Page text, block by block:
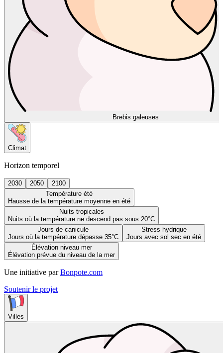
Brebis galeuses
Climat
Horizon temporel
2030 2050
2100
Température été
Hausse de la température moyenne en été
Nuits tropicales
Nuits où la température ne descend pas sous 20°C
Jours de canicule
Jours où la température dépasse 35°C
Stress hydrique
Jours avec sol sec en été
Élévation niveau mer
Élévation prévue du niveau de la mer
Une initiative par Bonpote.com
Soutenir le projet
Villes